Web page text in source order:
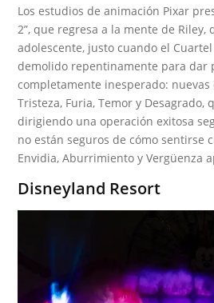
Los estudios de animación Pixar
2”, que regresa a la mente de Riley,
adolescente, justo cuando el
demolido repentinamente para dar
completamente inesperado: nuevas
Tristeza, Furia, Temor y Desagrado,
dirigiendo una operación exitosa
no están seguros de cómo sentirse
Envidia, Aburrimiento y Vergüenza
Disneyland Resort